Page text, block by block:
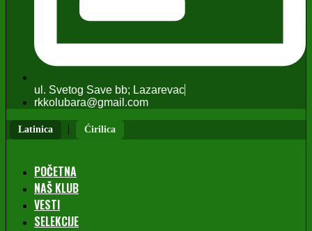
ul. Svetog Save bb; Lazarevac
rkkolubara@gmail.com
Latinica | Ćirilica
POČETNA
NAŠ KLUB
VESTI
SELEKCIJE